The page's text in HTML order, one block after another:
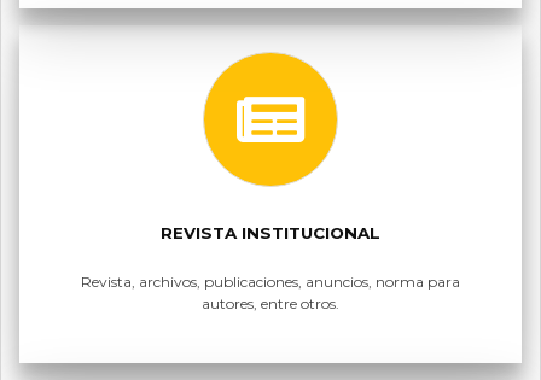
REVISTA INSTITUCIONAL
Revista, archivos, publicaciones, anuncios, norma para
autores, entre otros.